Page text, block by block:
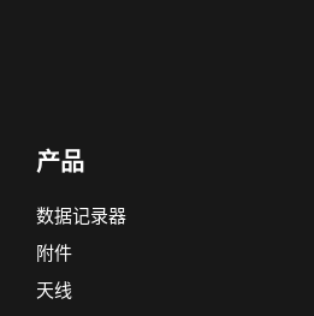
产品
数据记录器
附件
天线